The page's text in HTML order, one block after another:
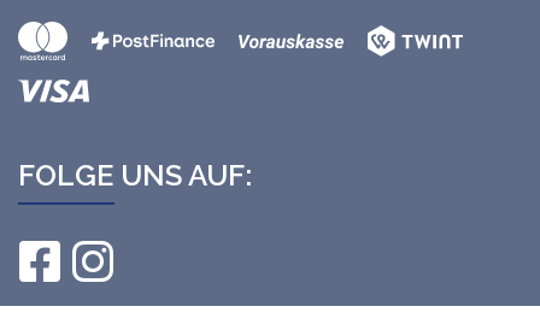
FOLGE UNS AUF: